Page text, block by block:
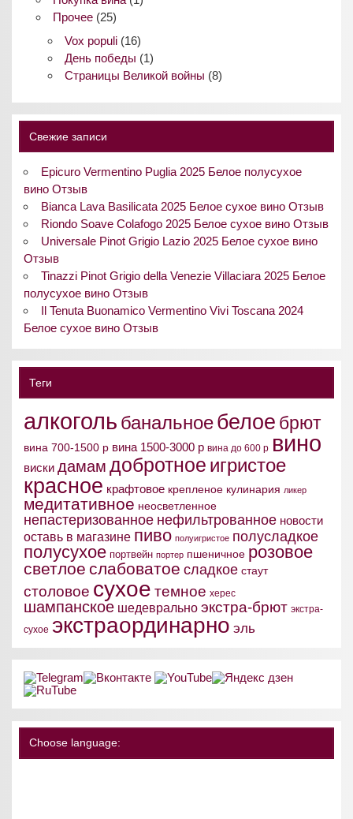
Прочее(25)
Vox populi(16)
День победы (1)
Страницы Великой войны (8)
Свежие записи
Epicuro Vermentino Puglia 2025 Белое полусухое
вино Отзыв
Bianca Lava Basilicata 2025 Белое сухое вино Отзыв
Riondo Soave Colafogo 2025 Белое сухое вино Отзыв
Universale Pinot Grigio Lazio 2025 Белое сухое вино
Отзыв
Tinazzi Pinot Grigio della Venezie Villaciara 2025 Белое
полусухое вино Отзыв
Il Tenuta Buonamico Vermentino Vivi Toscana 2024
Белое сухое вино Отзыв
Теги
алкоголь банальноебелое брют
вина 700-1500 р вина 1500-3000 р вина до 600 р вино
виски дамам добротное игристое
красное крафтовое крепленое кулинария ликер
медитативное неосветленное
непастеризованное нефильтрованное новости
оставь в магазине пиво полуигристое полусладкое
полусухое портвейн портер пшеничное розовое
светлое слабоватое сладкое стаут
столовое сухое темное херес
шампанское шедеврально экстра-брют экстра-
сухое экстраординарно эль
Choose language: